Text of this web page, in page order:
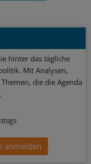
hinter das tägliche
Mit Analysen,
die die Agenda
anmelden